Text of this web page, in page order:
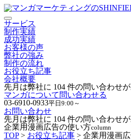
サービス
制作実績
成功実績
お客様の声
弊社の強み
制作の流れ
お役立ち記事
会社概要
先月は弊社に 104 件の問い合わせ
マンガについて問い合わせる
03-6910-0933平日9:00～
お問い合わせ
先月は弊社に 104 件の問い合わせ
企業用漫画広告の使い方column
TOP> お役立ち記事 > 企業用漫画